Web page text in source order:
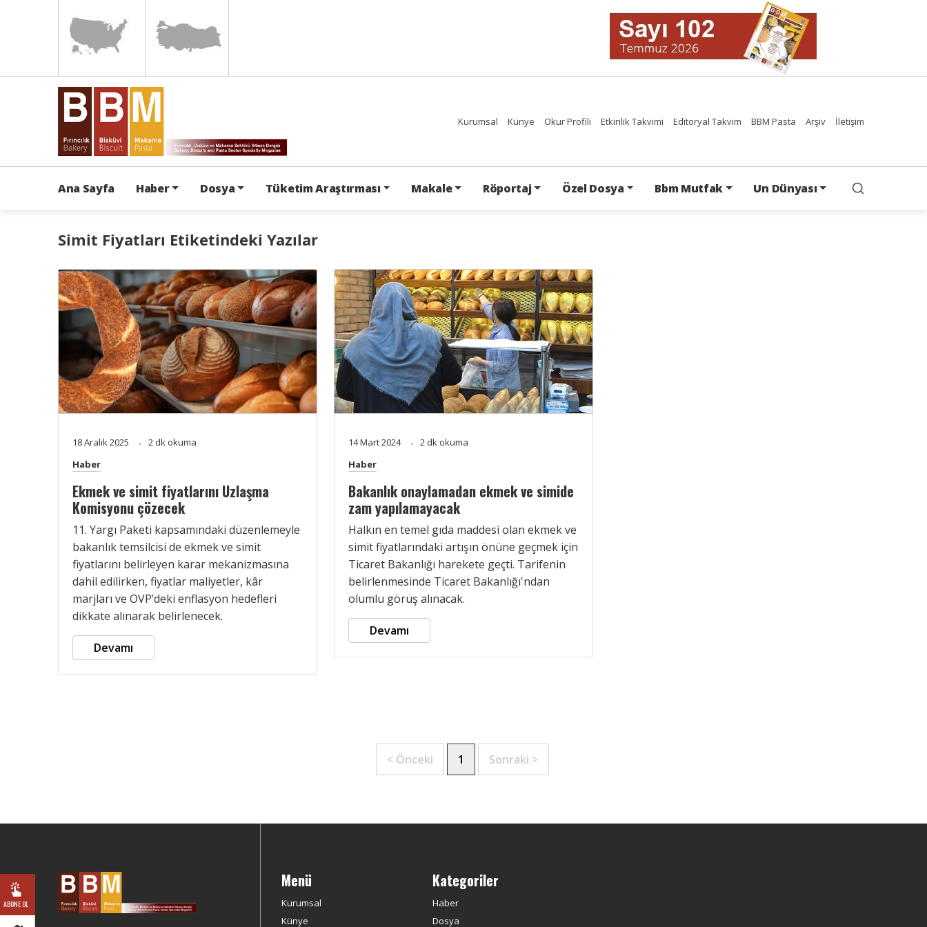
Kurumsal Künye Okur Profili Etkinlik Takvimi Editoryal Takvim BBM Pasta Arşiv İletişim
Ana Sayfa Haber Dosya Tüketim Araştırması Makale Röportaj Özel Dosya Bbm Mutfak Un Dünyası
ABONE OL
Simit Fiyatları Etiketindeki Yazılar
18 Aralık 2025
2 dk okuma
Haber
Ekmek ve simit fiyatlarını Uzlaşma
Komisyonu çözecek
11. Yargı Paketi kapsamındaki düzenlemeyle
bakanlık temsilcisi de ekmek ve simit
fiyatlarını belirleyen karar mekanizmasına
dahil edilirken, fiyatlar maliyetler, kâr
marjları ve OVP’deki enflasyon hedefleri
dikkate alınarak belirlenecek.
Devamı
14 Mart 2024
2 dk okuma
Haber
Bakanlık onaylamadan ekmek ve simide
zam yapılamayacak
Halkın en temel gıda maddesi olan ekmek ve
simit fiyatlarındaki artışın önüne geçmek için
Ticaret Bakanlığı harekete geçti. Tarifenin
belirlenmesinde Ticaret Bakanlığı'ndan
olumlu görüş alınacak.
Devamı
< Önceki 1 Sonraki >
Menü
Kurumsal
Künye
Kategoriler
Haber
Dosya